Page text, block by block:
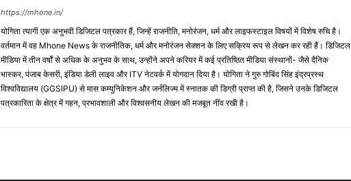
https://mhone.in/
योगिता त्यागी एक अनुभवी डिजिटल पत्रकार हैं, जिन्हें राजनीति, मनोरंजन, धर्म और लाइफस्टाइल विषयों में विशेष रुचि है।
वर्तमान में वह Mhone News के राजनीतिक, धर्म और मनोरंजन सेक्शन के लिए सक्रिय रूप से लेखन कर रही हैं। डिजिटल
मीडिया में तीन वर्षों से अधिक के अनुभव के साथ, उन्होंने अपने करियर में कई प्रतिष्ठित मीडिया संस्थानों- जैसे दैनिक
भास्कर, पंजाब केसरी, इंडिया डेली लाइव और ITV नेटवर्क में योगदान दिया है। योगिता ने गुरु गोबिंद सिंह इंद्रप्रस्थ
विश्वविद्यालय (GGSIPU) से मास कम्युनिकेशन और जर्नलिज्म में स्नातक की डिग्री प्राप्त की है, जिसने उनके डिजिटल
पत्रकारिता के क्षेत्र में गहन, प्रभावशाली और विश्वसनीय लेखन की मजबूत नींव रखी है।